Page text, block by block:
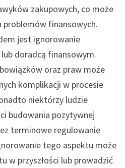
zakupowych, co może
finansowych.
jest ignorowanie
doradcą finansowym.
oraz praw może
komplikacji w procesie
niektórzy ludzie
budowania pozytywnej
terminowe regulowanie
tego aspektu może
w przyszłości lub prowadzić